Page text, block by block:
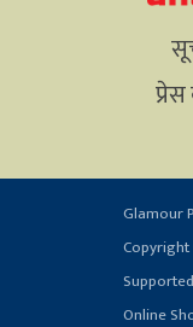
Glamour
Copyright
Online